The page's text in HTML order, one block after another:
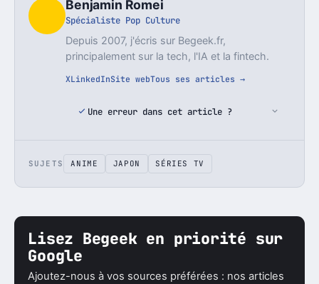
Benjamin Romei
Spécialiste Pop Culture
Depuis 2007, j'écris sur Begeek.fr,
principalement sur la tech, l'IA et la fintech.
XLinkedInSite webTous ses articles →
Une erreur dans cet article ?
SUJETS ANIME JAPON SÉRIES TV
Lisez Begeek en priorité sur
Google
Ajoutez-nous à vos sources préférées : nos articles